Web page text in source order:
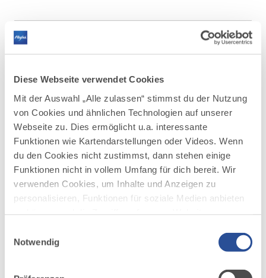
Diese Webseite verwendet Cookies
Mit der Auswahl „Alle zulassen“ stimmst du der Nutzung
von Cookies und ähnlichen Technologien auf unserer
Webseite zu. Dies ermöglicht u.a. interessante
Funktionen wie Kartendarstellungen oder Videos. Wenn
du den Cookies nicht zustimmst, dann stehen einige
Funktionen nicht in vollem Umfang für dich bereit. Wir
verwenden Cookies, um Inhalte und Anzeigen zu
personalisieren, Funktionen für soziale Medien anbieten
deiner Verwendung unserer Website an unsere Partner
Notwendig
WANDERTOUR
Wandertrilogie Allgäu - Etappe 01 -
Marktoberdorf - Kaufbeuren
Achtung: Im Bereich des Crescentia Kloster ist die
Route bis zum 11.09. gesperrt. Unsere
Routeempfehlung: Verlasse die Route - Straße "Unter
dem Berg" - kurz vor dem Klostergarten und biege
links in die Straße Obstgarten ein. Folge ihr bis zur
Schmiedgasse, biege dort...
26,6 km
DAUER
7:00 h
dazu